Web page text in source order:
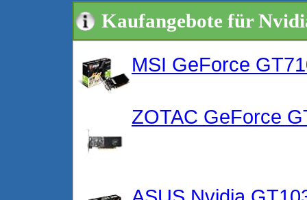
Kaufangebote für
MSI GeForce
ZOTAC GeForce